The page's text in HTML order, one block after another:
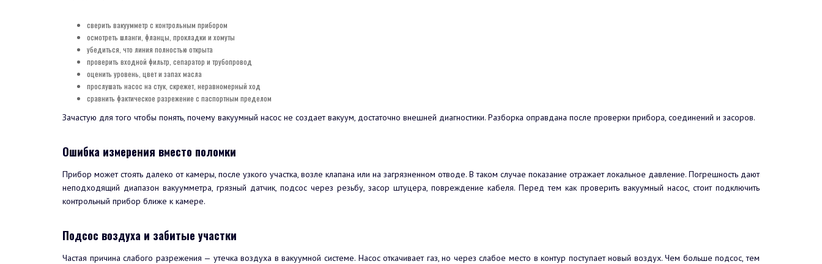
сверить вакуумметр с контрольным прибором
осмотреть шланги, фланцы, прокладки и хомуты
убедиться, что линия полностью открыта
проверить входной фильтр, сепаратор и трубопровод
оценить уровень, цвет и запах масла
прослушать насос на стук, скрежет, неравномерный ход
сравнить фактическое разрежение с паспортным пределом
Зачастую для того чтобы понять, почему вакуумный насос не создает вакуум, достаточно внешней диагностики. Разборка оправдана после проверки прибора, соединений и засоров.
Ошибка измерения вместо поломки
Прибор может стоять далеко от камеры, после узкого участка, возле клапана или на загрязненном отводе. В таком случае показание отражает локальное давление. Погрешность дают
неподходящий диапазон вакуумметра, грязный датчик, подсос через резьбу, засор штуцера, повреждение кабеля. Перед тем как проверить вакуумный насос, стоит подключить
контрольный прибор ближе к камере.
Подсос воздуха и забитые участки
Частая причина слабого разрежения — утечка воздуха в вакуумной системе. Насос откачивает газ, но через слабое место в контур поступает новый воздух. Чем больше подсос, тем